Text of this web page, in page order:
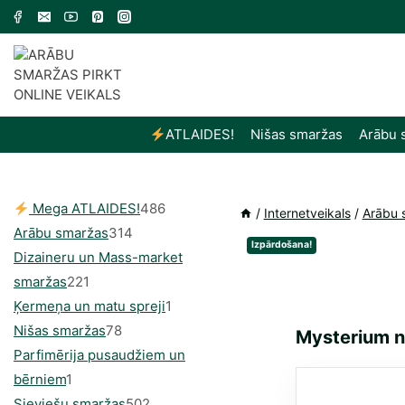
Skip
content
ATLAIDES! Nišas smaržas Arābu
/ Internetveikals / Arābu
Izpārdošana!
Mysterium
Mega ATLAIDES!486486
Arābu smaržas314
produkti
Dizaineru un Mass-market
smaržas221
produkts
Ķermeņa un matu spreji1
Nišas smaržas7878
produkts
Parfimērija pusaudžiem un
bērniem1